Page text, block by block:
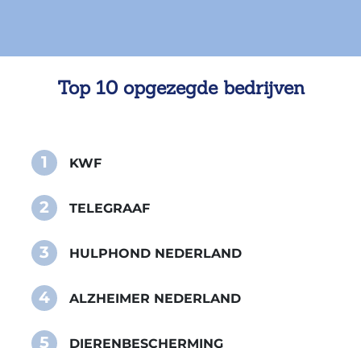
Top 10 opgezegde bedrijven
1 KWF
2 TELEGRAAF
3 HULPHOND NEDERLAND
4 ALZHEIMER NEDERLAND
5 DIERENBESCHERMING